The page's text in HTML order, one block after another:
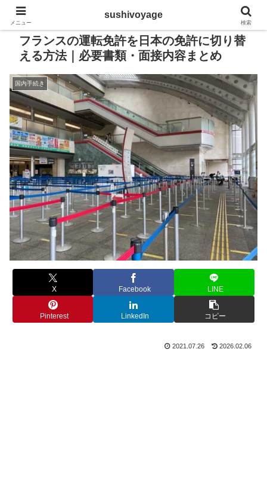
フランスの運転免許を日本の免許に切り替
える方法｜必要書類・面接内容まとめ
国内手続き
X Facebook LINE
Pinterest LinkedIn コピー
2021.07.26 2026.02.06
メニュー
sushivoyage
検索